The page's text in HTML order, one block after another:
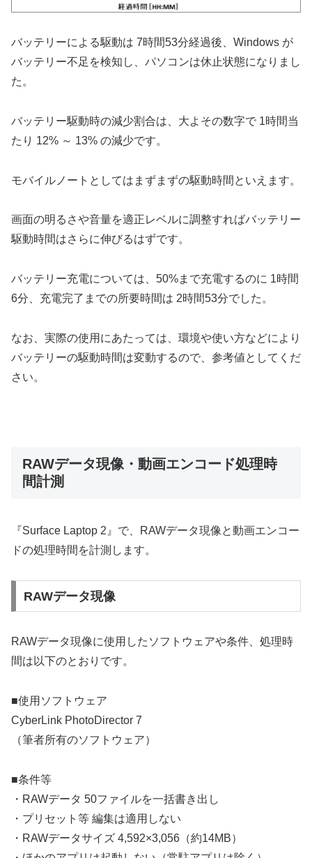
バッテリーによる駆動は 7時間53分経過後、Windows が
バッテリー不足を検知し、パソコンは休止状態になりまし
た。
バッテリー駆動時の減少割合は、大よその数字で 1時間当
たり 12% ～ 13% の減少です。
モバイルノートとしてはまずまずの駆動時間といえます。
画面の明るさや音量を適正レベルに調整すればバッテリー
駆動時間はさらに伸びるはずです。
バッテリー充電については、50%まで充電するのに 1時間
6分、充電完了までの所要時間は 2時間53分でした。
なお、実際の使用にあたっては、環境や使い方などにより
バッテリーの駆動時間は変動するので、参考値としてくだ
さい。
RAWデータ現像・動画エンコード処理時
間計測
『Surface Laptop 2』で、RAWデータ現像と動画エンコー
ドの処理時間を計測します。
RAWデータ現像
RAWデータ現像に使用したソフトウェアや条件、処理時
間は以下のとおりです。
■使用ソフトウェア
CyberLink PhotoDirector 7
（筆者所有のソフトウェア）
■条件等
・RAWデータ 50ファイルを一括書き出し
・プリセット等 編集は適用しない
・RAWデータサイズ 4,592×3,056（約14MB）